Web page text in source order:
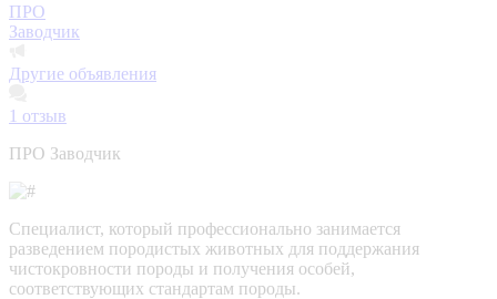
ПРО
Заводчик
Другие объявления
1 отзыв
ПРО Заводчик
Специалист, который профессионально занимается
разведением породистых животных для поддержания
чистокровности породы и получения особей,
соответствующих стандартам породы.